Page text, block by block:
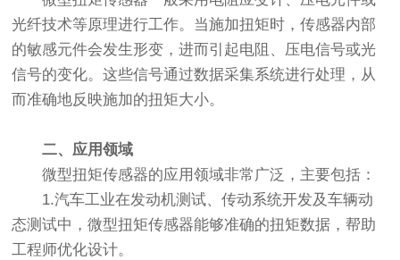
光纤技术等原理进行工作。当施加扭矩时，传感器内部
的敏感元件会发生形变，进而引起电阻、压电信号或光
信号的变化。这些信号通过数据采集系统进行处理，从
而准确地反映施加的扭矩大小。
二、应用领域
微型扭矩传感器的应用领域非常广泛，主要包括：
1.汽车工业在发动机测试、传动系统开发及车辆动
态测试中，微型扭矩传感器能够准确的扭矩数据，帮助
工程师优化设计。